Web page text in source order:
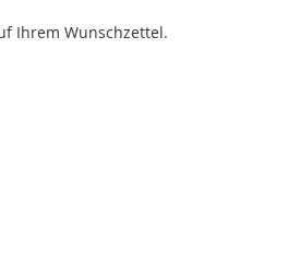
Ihrem Wunschzettel.